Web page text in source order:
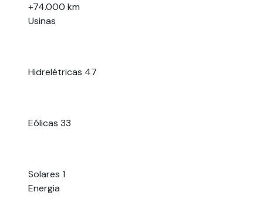
+74.000 km
Usinas
Hidrelétricas 47
Eólicas 33
Solares 1
Energia